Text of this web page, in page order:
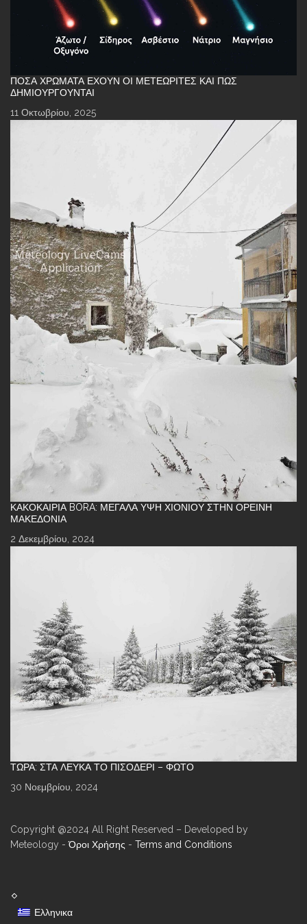
ΠΌΣΑ ΧΡΏΜΑΤΑ ΈΧΟΥΝ ΟΙ ΜΕΤΕΩΡΊΤΕΣ ΚΑΙ ΠΏΣ
ΔΗΜΙΟΥΡΓΟΎΝΤΑΙ
11 Οκτωβρίου, 2025
ΚΑΚΟΚΑΙΡΊΑ BORA: ΜΕΓΆΛΑ ΎΨΗ ΧΙΟΝΙΟΎ ΣΤΗΝ ΟΡΕΙΝΉ
ΜΑΚΕΔΟΝΊΑ
2 Δεκεμβρίου, 2024
ΤΏΡΑ: ΣΤΑ ΛΕΥΚΆ ΤΟ ΠΙΣΟΔΈΡΙ – ΦΩΤΌ
30 Νοεμβρίου, 2024
Copyright @2024 All Right Reserved – Developed by
Meteology -Όροι Χρήσης - Terms and Conditions
Ελληνικα